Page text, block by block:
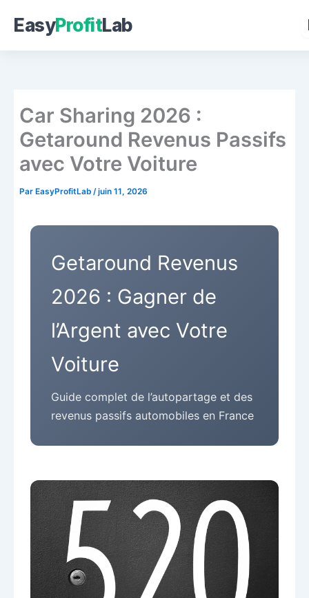
EasyProfitLab
Car Sharing 2026 :
Getaround Revenus Passifs
avec Votre Voiture
Par EasyProfitLab /juin 11, 2026
Getaround Revenus
2026 : Gagner de
l’Argent avec Votre
Voiture
Guide complet de l’autopartage et des
revenus passifs automobiles en France